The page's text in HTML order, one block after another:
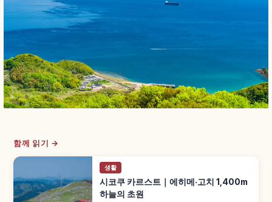
함께 읽기 →
생활
시코쿠 카르스트｜에히메·고치 1,400m
하늘의 초원